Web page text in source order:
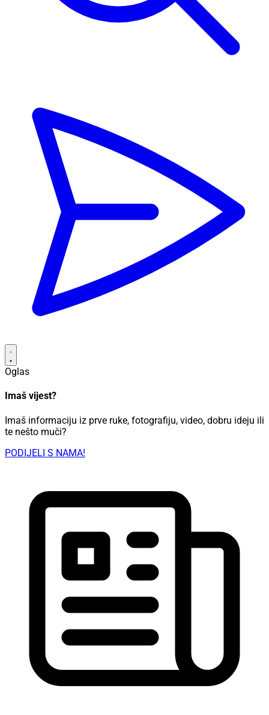
Oglas
Imaš vijest?
Imaš informaciju iz prve ruke, fotografiju, video, dobru ideju ili
te nešto muči?
PODIJELI S NAMA!